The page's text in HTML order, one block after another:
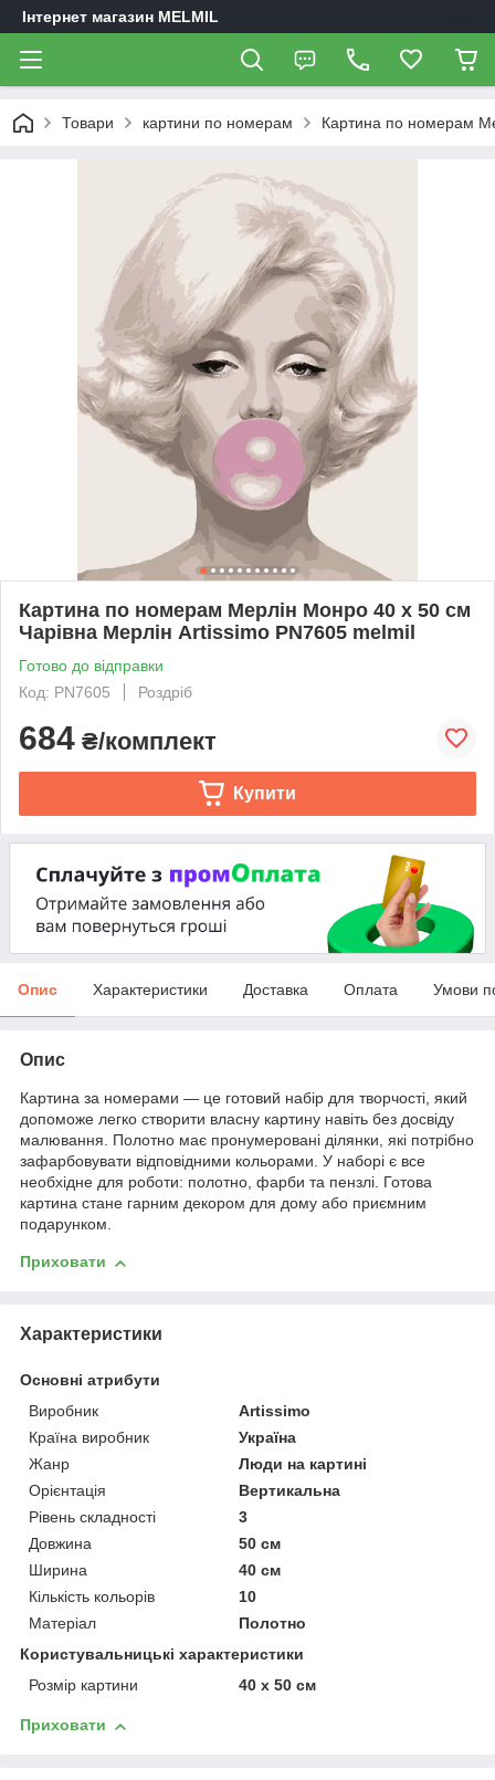
Інтернет магазин MELMIL
Товари картини по номерам Картина по номерам
Картина по номерам Мерлін Монро 40 х 50 см
Чарівна Мерлін Artissimo PN7605 melmil
Готово до відправки
Код: PN7605
Роздріб
684 ₴/комплект
Купити
Опис Характеристики Доставка Оплата Умови
Опис
Картина за номерами — це готовий набір для творчості, який
допоможе легко створити власну картину навіть без досвіду
малювання. Полотно має пронумеровані ділянки, які потрібно
зафарбовувати відповідними кольорами. У наборі є все
необхідне для роботи: полотно, фарби та пензлі. Готова
картина стане гарним декором для дому або приємним
подарунком.
Приховати
Характеристики
Основні атрибути
Виробник
Artissimo
Країна виробник
Україна
Жанр
Люди на картині
Орієнтація
Вертикальна
Рівень складності
3
Довжина
50 см
Ширина
40 см
Кількість кольорів
10
Матеріал
Полотно
Користувальницькі характеристики
Розмір картини
40 х 50 см
Приховати